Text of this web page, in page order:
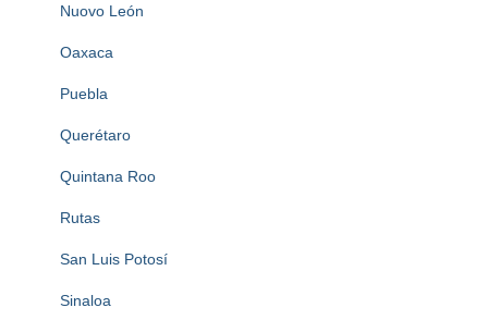
Nuovo León
Oaxaca
Puebla
Querétaro
Quintana Roo
Rutas
San Luis Potosí
Sinaloa